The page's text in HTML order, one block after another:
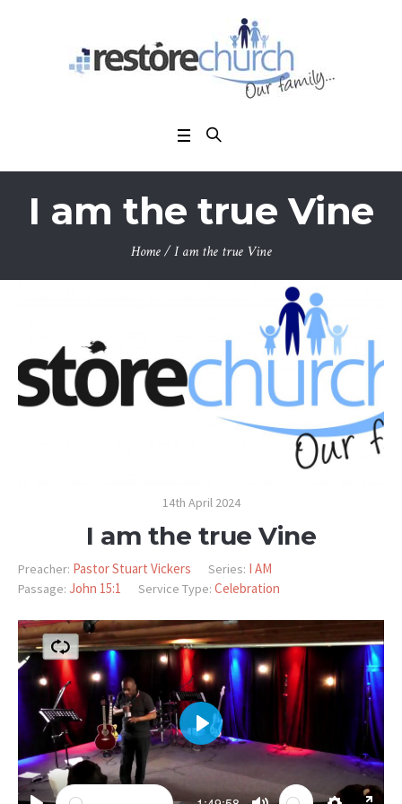
I am the true Vine
Home /I am the true Vine
14th April 2024
I am the true Vine
Preacher: Pastor Stuart Vickers Series: I AM
Passage: John 15:1 Service Type: Celebration
PLAY